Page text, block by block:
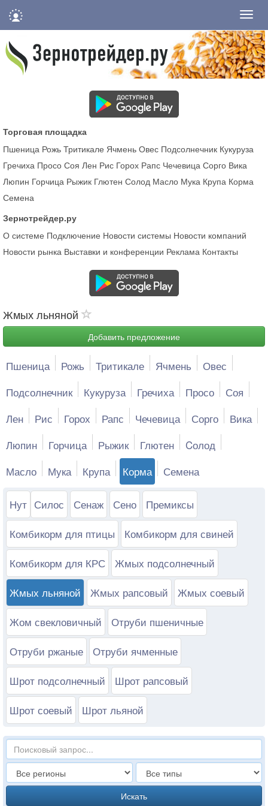
Торговая площадка
Пшеница Рожь Тритикале Ячмень Овес Подсолнечник Кукуруза
Гречиха Просо Соя Лен Рис Горох Рапс Чечевица Сорго Вика
Люпин Горчица Рыжик Глютен Солод Масло Мука Крупа Корма
Семена
Зернотрейдер.ру
О системе Подключение Новости системы Новости компаний
Новости рынка Выставки и конференции Реклама Контакты
Жмых льняной
Добавить предложение
Пшеница Рожь Тритикале Ячмень
Овес
Подсолнечник
Кукуруза Гречиха Просо
Соя
Лен
Рис Горох Рапс Чечевица Сорго
Вика
Люпин
Горчица Рыжик Глютен
Cолод
Масло
Мука Крупа Корма Семена
Нут Силос Сенаж Сено
Премиксы
Комбикорм для птицы
Комбикорм для свиней
Комбикорм для КРС
Жмых подсолнечный
Жмых льняной
Жмых рапсовый
Жмых соевый
Жом свекловичный
Отруби пшеничные
Отруби ржаные
Отруби ячменные
Шрот подсолнечный
Шрот рапсовый
Шрот соевый
Шрот льяной
Искать